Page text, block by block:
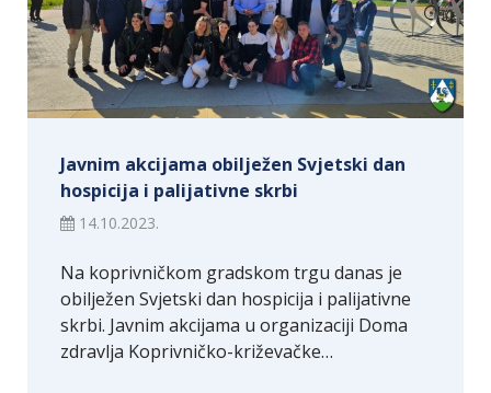
Javnim akcijama obilježen Svjetski dan
hospicija i palijativne skrbi
14.10.2023.
Na koprivničkom gradskom trgu danas je
obilježen Svjetski dan hospicija i palijativne
skrbi. Javnim akcijama u organizaciji Doma
zdravlja Koprivničko-križevačke…